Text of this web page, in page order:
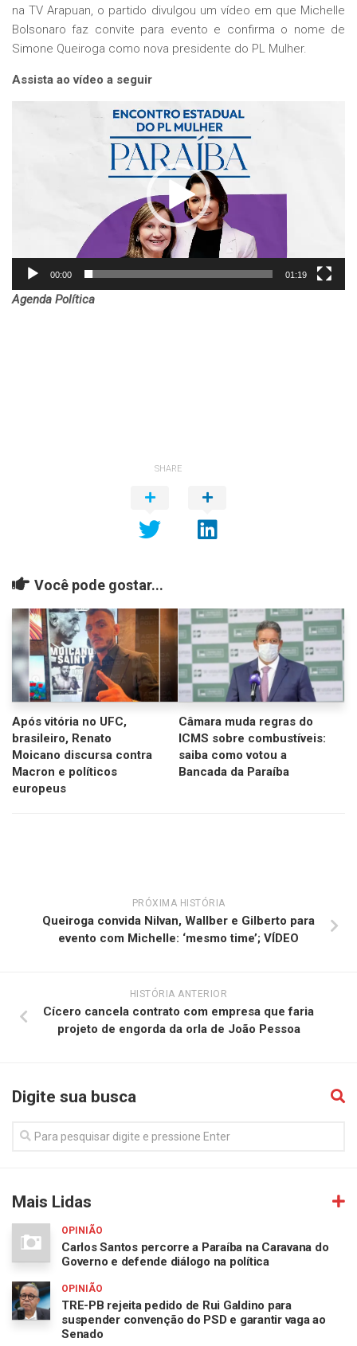
na TV Arapuan, o partido divulgou um vídeo em que Michelle
Bolsonaro faz convite para evento e confirma o nome de
Simone Queiroga como nova presidente do PL Mulher.
Assista ao vídeo a seguir
00:00 01:19
Agenda Política
SHARE
Você pode gostar...
Após vitória no UFC,
brasileiro, Renato
Moicano discursa contra
Macron e políticos
europeus
Câmara muda regras do
ICMS sobre combustíveis:
saiba como votou a
Bancada da Paraíba
PRÓXIMA HISTÓRIA
Queiroga convida Nilvan, Wallber e Gilberto para
evento com Michelle: ‘mesmo time’; VÍDEO
HISTÓRIA ANTERIOR
Cícero cancela contrato com empresa que faria
projeto de engorda da orla de João Pessoa
Digite sua busca
Mais Lidas
OPINIÃO
Carlos Santos percorre a Paraíba na Caravana do
Governo e defende diálogo na política
OPINIÃO
TRE-PB rejeita pedido de Rui Galdino para
suspender convenção do PSD e garantir vaga ao
Senado